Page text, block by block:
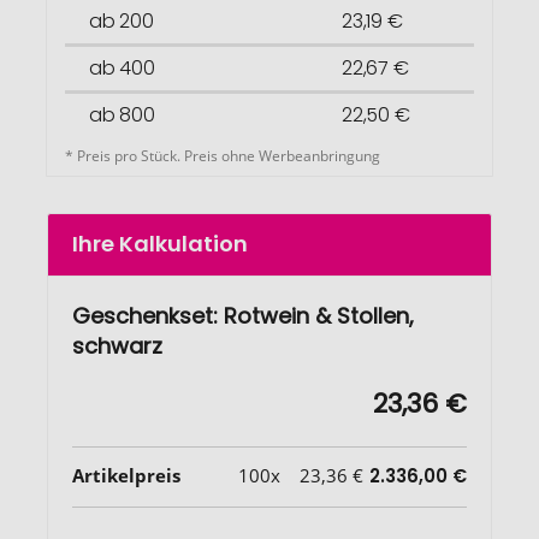
ab 200
23,19 €
ab 400
22,67 €
ab 800
22,50 €
* Preis pro Stück. Preis ohne Werbeanbringung
Ihre Kalkulation
Geschenkset: Rotwein & Stollen,
schwarz
23,36 €
Artikelpreis 100x 23,36 € 2.336,00 €